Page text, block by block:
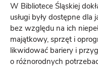
W Bibliotece Śląskiej
usługi były dostępne
bez względu na ich
majątkowy, sprzęt i
likwidować bariery i
o różnorodnych